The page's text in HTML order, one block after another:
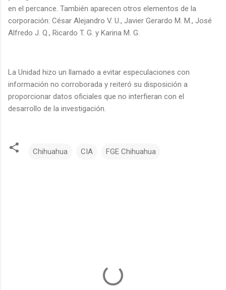
en el percance. También aparecen otros elementos de la
corporación: César Alejandro V. U., Javier Gerardo M. M., José
Alfredo J. Q., Ricardo T. G. y Karina M. G.
La Unidad hizo un llamado a evitar especulaciones con
información no corroborada y reiteró su disposición a
proporcionar datos oficiales que no interfieran con el
desarrollo de la investigación.
Chihuahua CIA FGE Chihuahua